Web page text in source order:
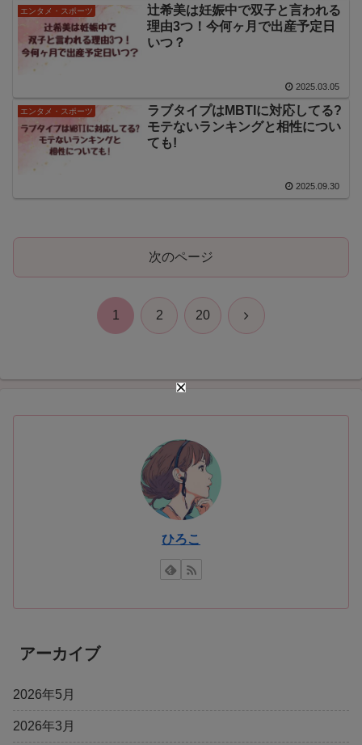
エンタメ・スポーツ
辻希美は妊娠中で双子と言われる
理由3つ！今何ヶ月で出産予定日
いつ？
2025.03.05
エンタメ・スポーツ
ラブタイプはMBTIに対応してる?
モテないランキングと相性につい
ても!
2025.09.30
次のページ
1 2 20 次
ひろこ
アーカイブ
2026年5月
2026年3月